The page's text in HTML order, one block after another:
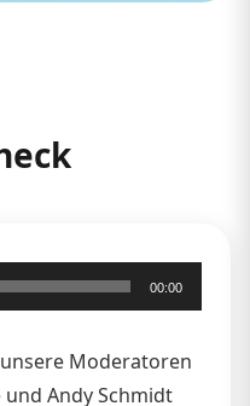
00:00
Moderatoren
Andy Schmidt